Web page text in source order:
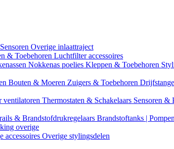
Overige inlaattraject
& Toebehoren Luchtfilter accessoires
Nokkenas poelies Kleppen & Toebehoren
Bouten & Moeren Zuigers & Toebehoren
ventilatoren Thermostaten & Schakelaars Sensoren &
& Brandstofdrukregelaars Brandstoftanks |
overige
accessoires Overige stylingsdelen